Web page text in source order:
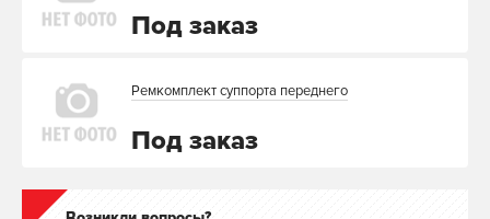
Под заказ
Ремкомплект суппорта переднего
Под заказ